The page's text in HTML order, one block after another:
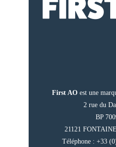
First AO est une
2 rue du
BP
21121
Téléphone : +33